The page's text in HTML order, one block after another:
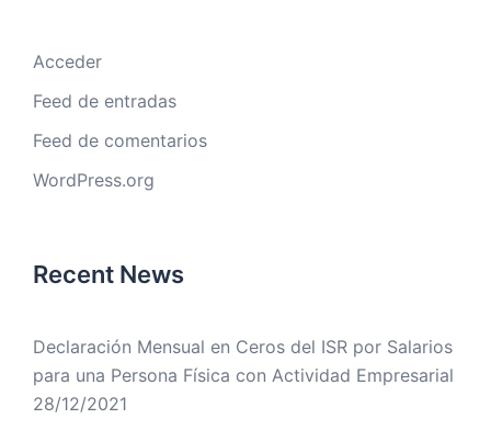
Acceder
Feed de entradas
Feed de comentarios
WordPress.org
Recent News
Declaración Mensual en Ceros del ISR por Salarios
para una Persona Física con Actividad Empresarial
28/12/2021